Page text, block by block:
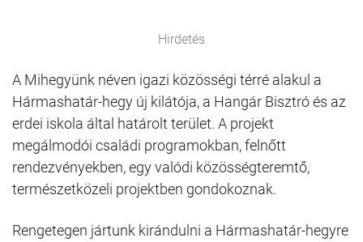
Hirdetés
A Mihegyünk néven igazi közösségi térré alakul a
Hármashatár-hegy új kilátója, a Hangár Bisztró és az
erdei iskola által határolt terület. A projekt
megálmodói családi programokban, felnőtt
rendezvényekben, egy valódi közösségteremtő,
természetközeli projektben gondokoznak.
Rengetegen jártunk kirándulni a Hármashatár-hegyre